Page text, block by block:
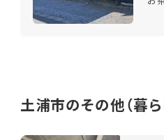
土浦市のその他（暮ら